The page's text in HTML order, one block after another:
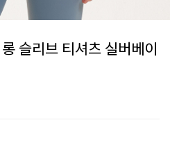
슬리브 티셔츠 실버베이